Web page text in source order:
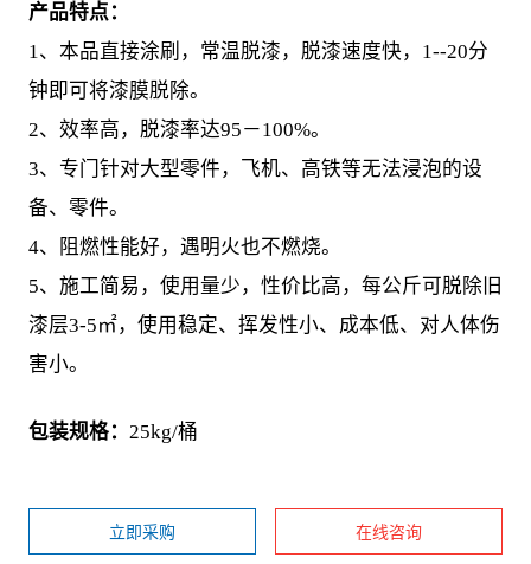
产品特点：
1、本品直接涂刷，常温脱漆，脱漆速度快，1--20分
钟即可将漆膜脱除。
2、效率高，脱漆率达95－100%。
3、专门针对大型零件，飞机、高铁等无法浸泡的设
备、零件。
4、阻燃性能好，遇明火也不燃烧。
5、施工简易，使用量少，性价比高，每公斤可脱除旧
漆层3-5㎡，使用稳定、挥发性小、成本低、对人体伤
害小。
包装规格： 25kg/桶
立即采购 在线咨询